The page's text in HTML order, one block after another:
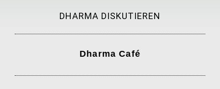
DHARMA DISKUTIEREN
Dharma Café